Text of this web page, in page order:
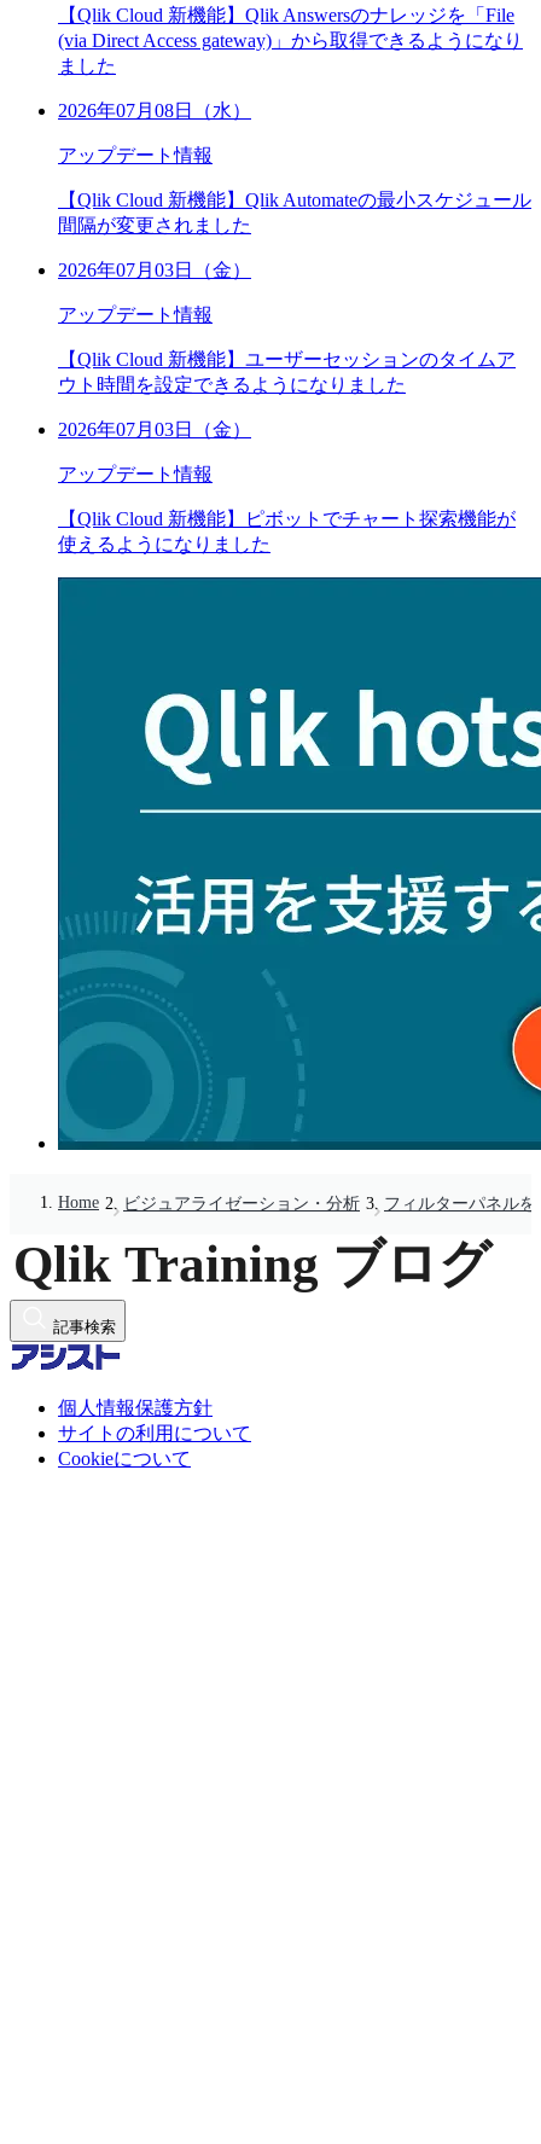
【Qlik Cloud 新機能】Qlik Answersのナレッジを「File
(via Direct Access gateway)」から取得できるようになり
ました
2026年07月08日（水）
アップデート情報
【Qlik Cloud 新機能】Qlik Automateの最小スケジュール
間隔が変更されました
2026年07月03日（金）
アップデート情報
【Qlik Cloud 新機能】ユーザーセッションのタイムア
ウト時間を設定できるようになりました
2026年07月03日（金）
アップデート情報
【Qlik Cloud 新機能】ピボットでチャート探索機能が
使えるようになりました
Home ビジュアライゼーション・分析 フィルターパネル
記事検索
個人情報保護方針
サイトの利用について
Cookieについて